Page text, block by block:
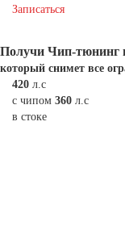
Записаться
Получи Чип-тюнинг
который снимет все
420 л.с
с чипом 360 л.с
в стоке